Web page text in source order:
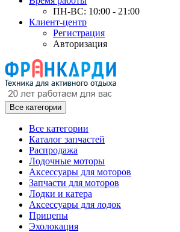
ПН-ВС: 10:00 - 21:00
Клиент-центр
Регистрация
Авторизация
Все категории
Все категории
Каталог запчастей
Распродажа
Лодочные моторы
Аксессуары для моторов
Запчасти для моторов
Лодки и катера
Аксессуары для лодок
Прицепы
Эхолокация